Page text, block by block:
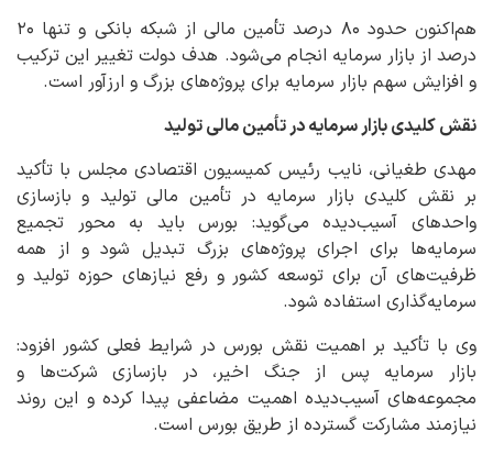
هم‌اکنون حدود ۸۰ درصد تأمین مالی از شبکه بانکی و تنها ۲۰
درصد از بازار سرمایه انجام می‌شود. هدف دولت تغییر این ترکیب
و افزایش سهم بازار سرمایه برای پروژه‌های بزرگ و ارزآور است.
نقش کلیدی بازار سرمایه در تأمین مالی تولید
مهدی طغیانی، نایب رئیس کمیسیون اقتصادی مجلس با تأکید
بر نقش کلیدی بازار سرمایه در تأمین مالی تولید و بازسازی
واحدهای آسیب‌دیده می‌گوید: بورس باید به محور تجمیع
سرمایه‌ها برای اجرای پروژه‌های بزرگ تبدیل شود و از همه
ظرفیت‌های آن برای توسعه کشور و رفع نیازهای حوزه تولید و
سرمایه‌گذاری استفاده شود.
وی با تأکید بر اهمیت نقش بورس در شرایط فعلی کشور افزود:
بازار سرمایه پس از جنگ اخیر، در بازسازی شرکت‌ها و
مجموعه‌های آسیب‌دیده اهمیت مضاعفی پیدا کرده و این روند
نیازمند مشارکت گسترده از طریق بورس است.